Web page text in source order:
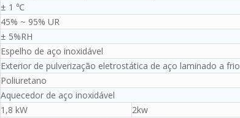
± 1 ℃
45% ~ 95% UR
± 5%RH
Espelho de aço inoxidável
Exterior de pulverização eletrostática de aço laminado a frio
Poliuretano
Aquecedor de aço inoxidável
1,8 kW 2kw